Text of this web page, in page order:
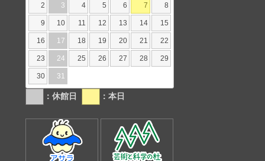
2 3 4 5 6 7 8
9 10 11 12 13 14 15
16 17 18 19 20 21 22
23 24 25 26 27 28 29
30 31
：休館日 ：本日